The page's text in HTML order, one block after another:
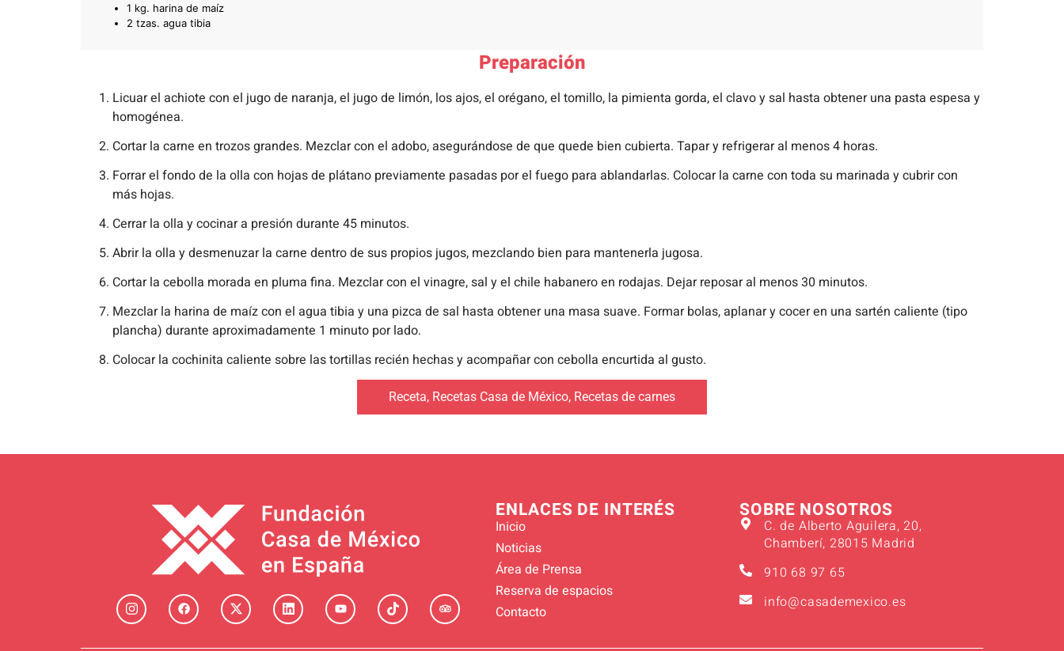
1 kg. harina de maíz
2 tzas. agua tibia
Preparación
Licuar el achiote con el jugo de naranja, el jugo de limón, los ajos, el orégano, el tomillo, la pimienta gorda, el clavo y sal hasta obtener una pasta espesa y
homogénea.
Cortar la carne en trozos grandes. Mezclar con el adobo, asegurándose de que quede bien cubierta. Tapar y refrigerar al menos 4 horas.
Forrar el fondo de la olla con hojas de plátano previamente pasadas por el fuego para ablandarlas. Colocar la carne con toda su marinada y cubrir con
más hojas.
Cerrar la olla y cocinar a presión durante 45 minutos.
Abrir la olla y desmenuzar la carne dentro de sus propios jugos, mezclando bien para mantenerla jugosa.
Cortar la cebolla morada en pluma fina. Mezclar con el vinagre, sal y el chile habanero en rodajas. Dejar reposar al menos 30 minutos.
Mezclar la harina de maíz con el agua tibia y una pizca de sal hasta obtener una masa suave. Formar bolas, aplanar y cocer en una sartén caliente (tipo
plancha) durante aproximadamente 1 minuto por lado.
Colocar la cochinita caliente sobre las tortillas recién hechas y acompañar con cebolla encurtida al gusto.
Receta, Recetas Casa de México, Recetas de carnes
ENLACES DE INTERÉS
Inicio
Noticias
Área de Prensa
Reserva de espacios
Contacto
SOBRE NOSOTROS
C. de Alberto Aguilera, 20,
Chamberí, 28015 Madrid
910 68 97 65
info@casademexico.es